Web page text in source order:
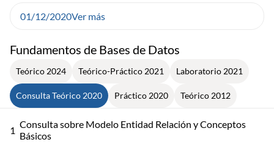
Fundamentos de Bases de Datos
Teórico 2024 Teórico-Práctico 2021 Laboratorio 2021
Consulta Teórico 2020 Práctico 2020 Teórico 2012
1 Consulta sobre Modelo Entidad Relación y Conceptos
Básicos
01/12/2020Ver más